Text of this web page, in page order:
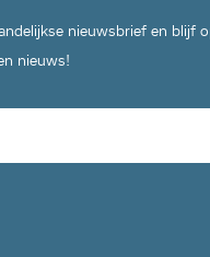
nieuwsbrief en blijf
nieuws!